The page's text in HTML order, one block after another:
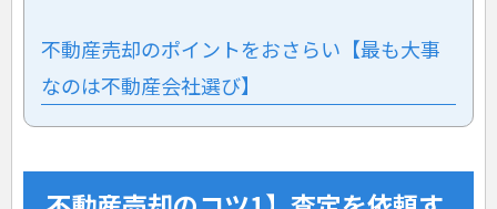
不動産売却のポイントをおさらい【最も大事
なのは不動産会社選び】